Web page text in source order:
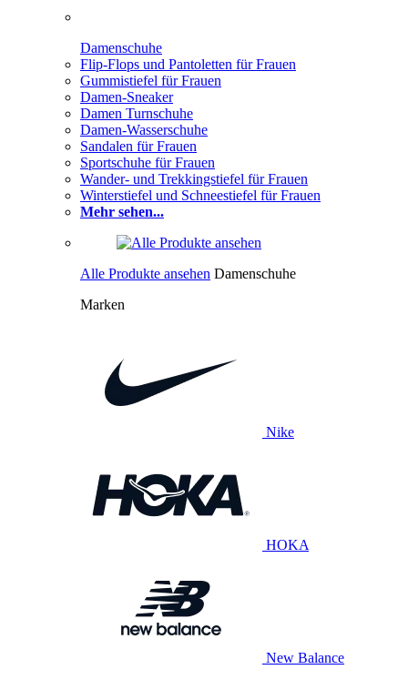
Damenschuhe
Flip-Flops und Pantoletten für Frauen
Gummistiefel für Frauen
Damen-Sneaker
Damen Turnschuhe
Damen-Wasserschuhe
Sandalen für Frauen
Sportschuhe für Frauen
Wander- und Trekkingstiefel für Frauen
Winterstiefel und Schneestiefel für Frauen
Mehr sehen...
Alle Produkte ansehen Damenschuhe
Marken
Nike
HOKA
New Balance